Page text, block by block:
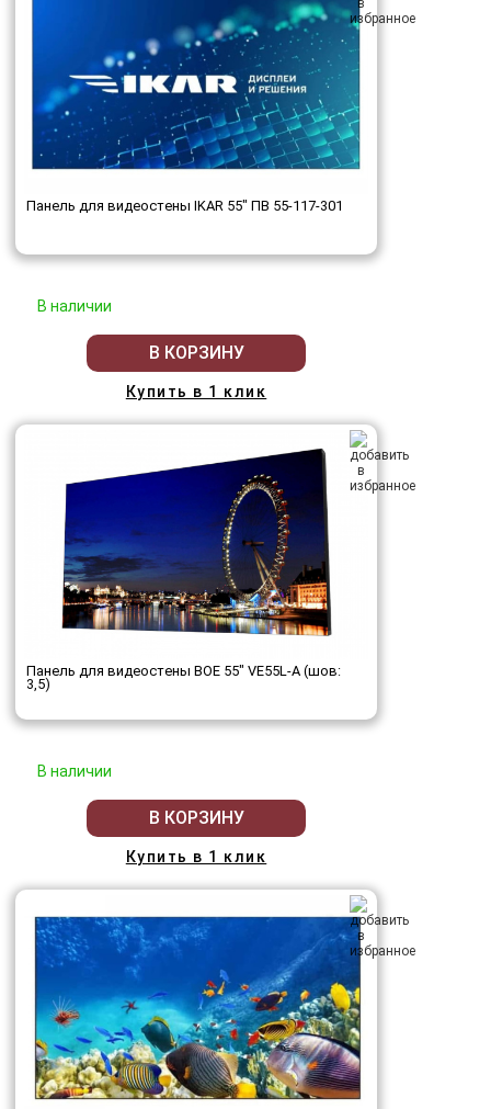
Панель для видеостены IKAR 55" ПВ 55-117-301
В наличии
В КОРЗИНУ
Купить в 1 клик
Панель для видеостены BOE 55" VE55L-A (шов:
3,5)
В наличии
В КОРЗИНУ
Купить в 1 клик